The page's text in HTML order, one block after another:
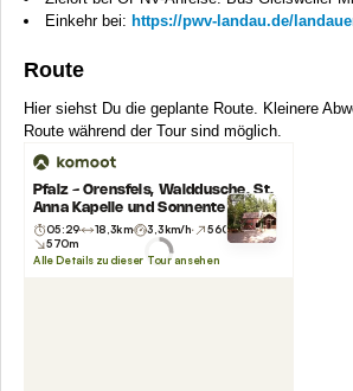
Einkehr bei: https://pwv-landau.de/
Route
Hier siehst Du die geplante Route. Kleinere
Route während der Tour sind möglich.